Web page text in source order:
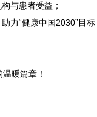
与患者受益；
力“健康中国2030”目标
暖篇章！